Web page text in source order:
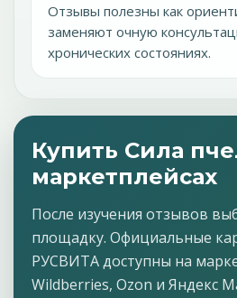
Отзывы полезны как
заменяют очную
хронических состояниях.
Купить Сила
маркетплейсах
После изучения отзывов
площадку. Официальные
РУСВИТА доступны на
Wildberries, Ozon и Яндекс